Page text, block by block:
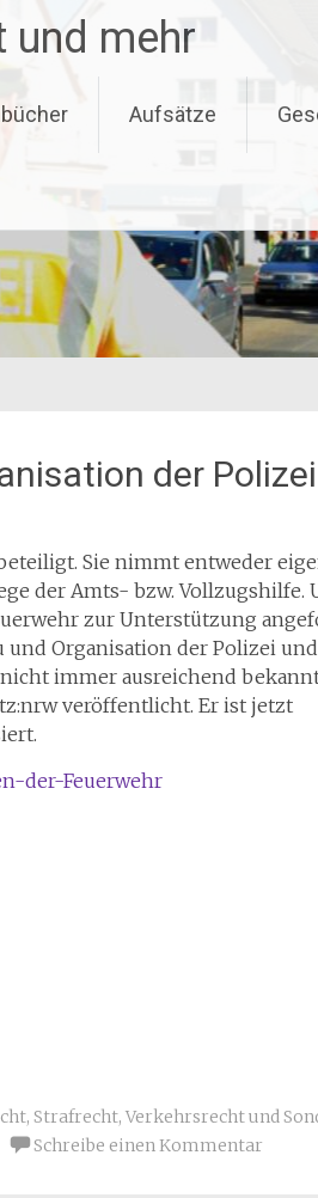
und mehr
Aufsätze
der Polizei
Sie nimmt entweder
der Amts- bzw. Vollzugshilfe.
zur Unterstützung
Organisation der Polizei
immer ausreichend
veröffentlicht. Er ist jetzt
der-Feuerwehr
, Strafrecht, Verkehrsrecht und
Schreibe einen Kommentar